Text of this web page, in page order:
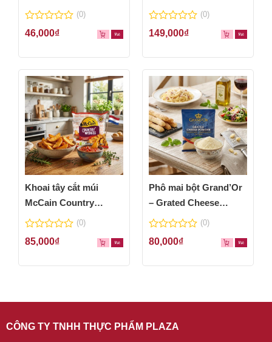
thơm ngon
0
out
5
(0)
46,000₫
0
out
5
(0)
149,000₫
Khoai tây cắt múi
McCain Country
Wedges 600g
0
out
5
(0)
85,000₫
Phô mai bột Grand’Or
– Grated Cheese
Powder 100g
0
out
5
(0)
80,000₫
CÔNG TY TNHH THỰC PHẨM PLAZA